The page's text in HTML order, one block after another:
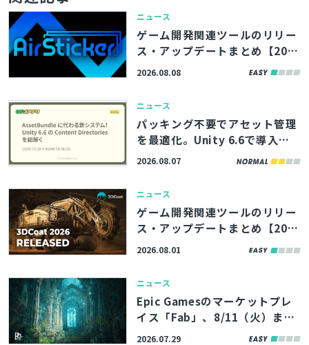
ニュース
ゲーム開発関連ツールのリリー
ス・アップデートまとめ【202
6/8/8】
2026.08.08
ニュース
パッキング不要でアセット管理
を最適化。Unity 6.6で導入さ
れる「Content Directories」
2026.08.07
ニュース
ゲーム開発関連ツールのリリー
ス・アップデートまとめ【202
6/8/1】
2026.08.01
ニュース
Epic Gamesのマーケットプレ
イス「Fab」、8/11（火）まで
の期間限定で無料コンテンツを
2026.07.29
とじる